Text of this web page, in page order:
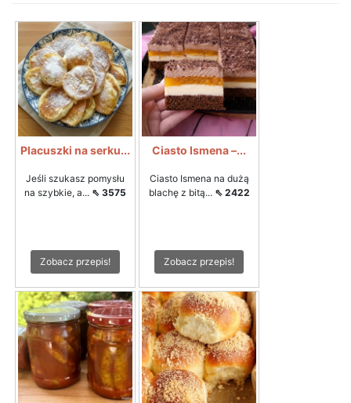
Placuszki na serku...
Jeśli szukasz pomysłu
na szybkie, a... ⇖ 3575
Zobacz przepis!
Ciasto Ismena –...
Ciasto Ismena na dużą
blachę z bitą... ⇖ 2422
Zobacz przepis!